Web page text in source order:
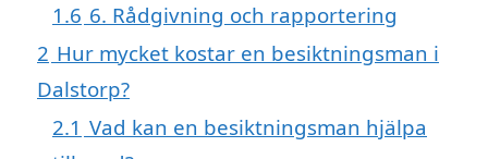
1.6 6. Rådgivning och rapportering
2 Hur mycket kostar en besiktningsman i
Dalstorp?
2.1 Vad kan en besiktningsman hjälpa